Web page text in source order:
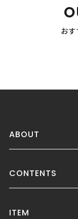
お
ABOUT
CONTENTS
ITEM